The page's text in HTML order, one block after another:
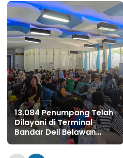
13.084 Penumpang Telah
Dilayani di Terminal
Bandar Deli Belawan
Hingga H-6 Lebaran
Tahun 2026